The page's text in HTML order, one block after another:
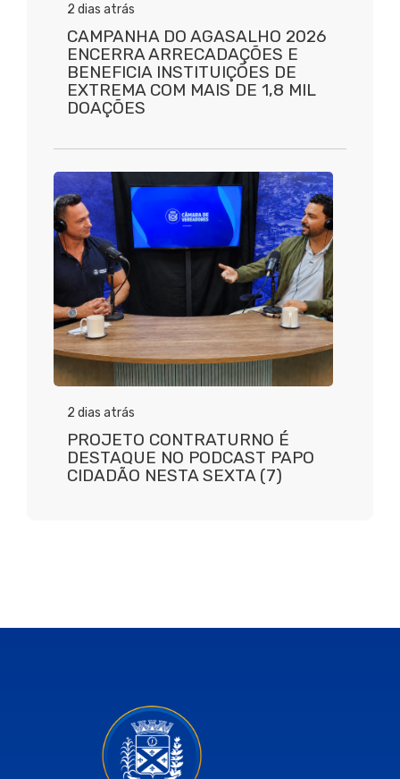
2 dias atrás
CAMPANHA DO AGASALHO 2026
ENCERRA ARRECADAÇÕES E
BENEFICIA INSTITUIÇÕES DE
EXTREMA COM MAIS DE 1,8 MIL
DOAÇÕES
2 dias atrás
PROJETO CONTRATURNO É
DESTAQUE NO PODCAST PAPO
CIDADÃO NESTA SEXTA (7)